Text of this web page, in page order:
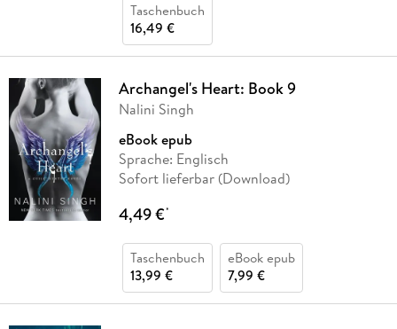
Taschenbuch
16,49 €
Archangel's Heart: Book 9
Nalini Singh
eBook epub
Sprache: Englisch
Sofort lieferbar (Download)
4,49 €*
Taschenbuch
13,99 €
eBook epub
7,99 €